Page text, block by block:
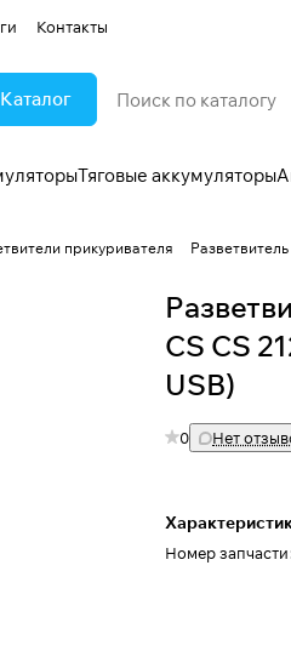
Контакты
Каталог
Тяговые аккумуляторы
прикуривателя
CS CS
USB)
0 Нет
Номер запчасти